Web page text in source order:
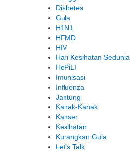
Diabetes
Gula
H1N1
HFMD
HIV
Hari Kesihatan Sedunia
HePiLI
Imunisasi
Influenza
Jantung
Kanak-Kanak
Kanser
Kesihatan
Kurangkan Gula
Let's Talk